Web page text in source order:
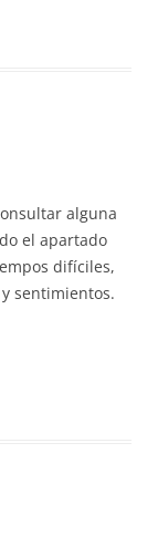
alguna
el apartado
difíciles,
sentimientos.